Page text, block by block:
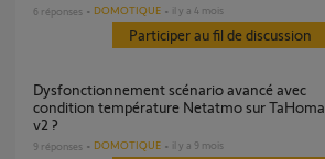
6 réponses DOMOTIQUE il y a 4 mois
Participer au fil de discussion
Dysfonctionnement scénario avancé avec
condition température Netatmo sur TaHoma
v2 ?
9 réponses DOMOTIQUE il y a 9 mois